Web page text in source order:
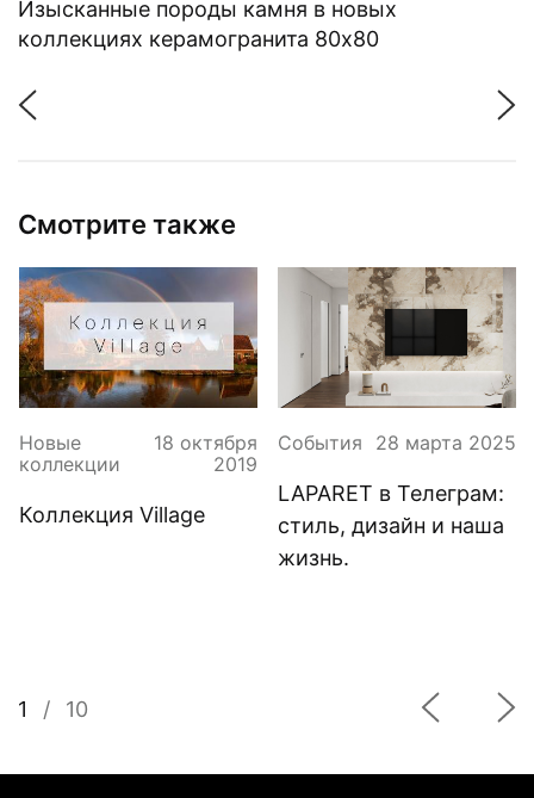
Изысканные породы камня в новых
коллекциях керамогранита 80х80
Смотрите также
Новые
коллекции
18 октября
2019
Коллекция Village
События 28 марта 2025
LAPARET в Телеграм:
стиль, дизайн и наша
жизнь.
1 / 10